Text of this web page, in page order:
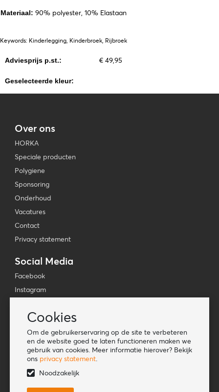
Cookies
Om de gebruikerservaring op de site te verbeteren
en de website goed te laten functioneren maken we
gebruik van cookies. Meer informatie hierover? Bekijk
ons privacy statement.
Noodzakelijk
Materiaal: 90% polyester, 10% Elastaan
Keywords: Kinderlegging, Kinderbroek, Rijbroek
Adviesprijs p.st.: € 49,95
Geselecteerde kleur:
Over ons
HORKA
Speciale producten
Polygiene
Sponsoring
Onderhoud
Vacatures
Contact
Privacy statement
Social Media
Facebook
Instagram
TikTok
Tools
Lookbook
Nieuwe klant